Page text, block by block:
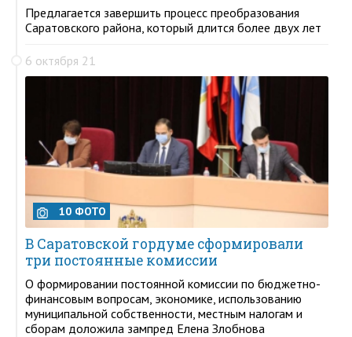
Предлагается завершить процесс преобразования
Саратовского района, который длится более двух лет
6 октября 21
10 ФОТО
В Саратовской гордуме сформировали
три постоянные комиссии
О формировании постоянной комиссии по бюджетно-
финансовым вопросам, экономике, использованию
муниципальной собственности, местным налогам и
сборам доложила зампред Елена Злобнова